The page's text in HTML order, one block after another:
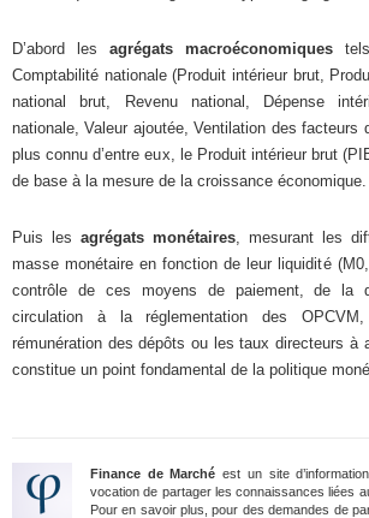
D’abord les agrégats macroéconomiques
Comptabilité nationale (Produit intérieur brut,
national brut, Revenu national, Dépense
nationale, Valeur ajoutée, Ventilation des facteurs
plus connu d’entre eux, le Produit intérieur brut
de base à la mesure de la croissance économique.
Puis les agrégats monétaires, mesurant les
masse monétaire en fonction de leur liquidité
contrôle de ces moyens de paiement, de la
circulation à la réglementation des
rémunération des dépôts ou les taux directeurs à
constitue un point fondamental de la politique
Finance de Marché est un site
vocation de partager les connaissances liées
Pour en savoir plus, pour des demandes de